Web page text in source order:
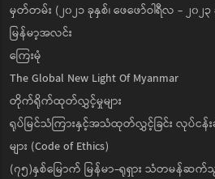
မှတ်တမ်း (၂၀၂၁ ခုနှစ်၊ ဖေဖော်ဝါရီလ - ၂၀၂
မြန်မာ့အလင်း
ကြေးမုံ
The Global New Light Of Myanmar
တိုက်ရိုက်ထုတ်လွှင့်မှုများ
ရုပ်မြင်သံကြားနှင့်အသံထုတ်လွှင့်ခြင်း လုပ်င
များ (Code of Ethics)
(၇၅)နှစ်မြောက် မြန်မာ-ရုရှား သံတမန်